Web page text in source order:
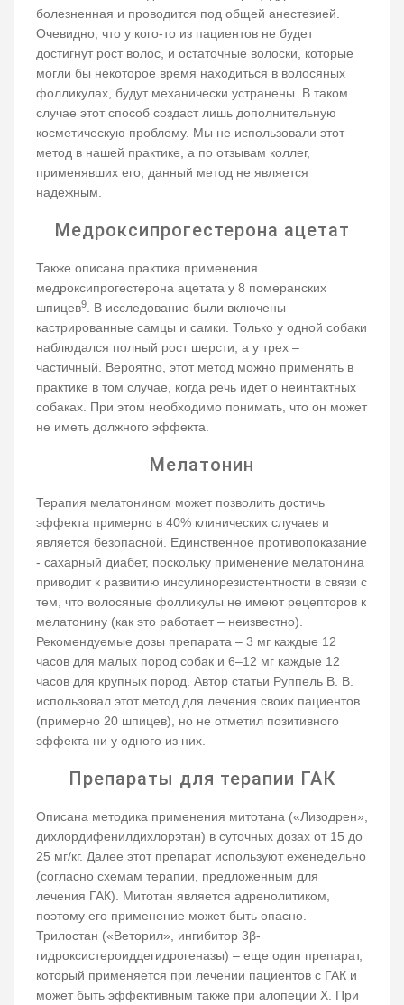
болезненная и проводится под общей анестезией.
Очевидно, что у кого-то из пациентов не будет
достигнут рост волос, и остаточные волоски, которые
могли бы некоторое время находиться в волосяных
фолликулах, будут механически устранены. В таком
случае этот способ создаст лишь дополнительную
косметическую проблему. Мы не использовали этот
метод в нашей практике, а по отзывам коллег,
применявших его, данный метод не является
надежным.
Медроксипрогестерона ацетат
Также описана практика применения
медроксипрогестерона ацетата у 8 померанских
шпицев9. В исследование были включены
кастрированные самцы и самки. Только у одной собаки
наблюдался полный рост шерсти, а у трех –
частичный. Вероятно, этот метод можно применять в
практике в том случае, когда речь идет о неинтактных
собаках. При этом необходимо понимать, что он может
не иметь должного эффекта.
Мелатонин
Терапия мелатонином может позволить достичь
эффекта примерно в 40% клинических случаев и
является безопасной. Единственное противопоказание
- сахарный диабет, поскольку применение мелатонина
приводит к развитию инсулинорезистентности в связи с
тем, что волосяные фолликулы не имеют рецепторов к
мелатонину (как это работает – неизвестно).
Рекомендуемые дозы препарата – 3 мг каждые 12
часов для малых пород собак и 6–12 мг каждые 12
часов для крупных пород. Автор статьи Руппель В. В.
использовал этот метод для лечения своих пациентов
(примерно 20 шпицев), но не отметил позитивного
эффекта ни у одного из них.
Препараты для терапии ГАК
Описана методика применения митотана («Лизодрен»,
дихлордифенилдихлорэтан) в суточных дозах от 15 до
25 мг/кг. Далее этот препарат используют еженедельно
(согласно схемам терапии, предложенным для
лечения ГАК). Митотан является адренолитиком,
поэтому его применение может быть опасно.
Трилостан («Веторил», ингибитор 3β-
гидроксистероиддегидрогеназы) – еще один препарат,
который применяется при лечении пациентов с ГАК и
может быть эффективным также при алопеции Х. При